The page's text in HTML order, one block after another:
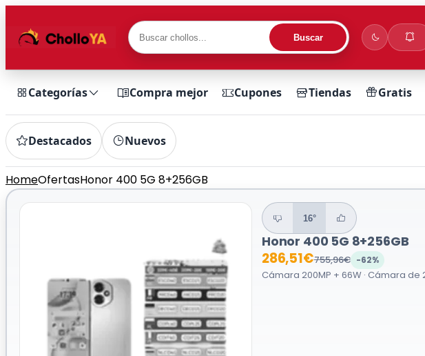
Buscar
Categorías Compra mejor Cupones Tiendas Gratis
Destacados Nuevos
HomeOfertasHonor 400 5G 8+256GB
16°
Honor 400 5G 8+256GB
286,51€755,96€ -62%
Cámara 200MP + 66W · Cámara